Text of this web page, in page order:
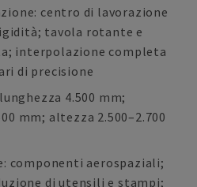
centro di lavorazione
tavola rotante e
interpolazione completa
di precisione
4.500 mm;
mm; altezza 2.500–2.700
componenti aerospaziali;
di utensili e stampi;